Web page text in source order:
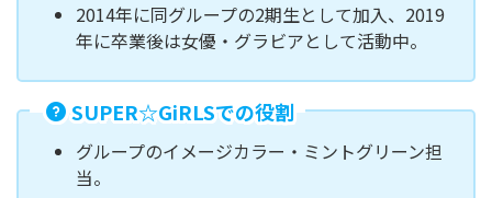
2014年に同グループの2期生として加入、2019
年に卒業後は女優・グラビアとして活動中。
SUPER☆GiRLSでの役割
グループのイメージカラー・ミントグリーン担
当。